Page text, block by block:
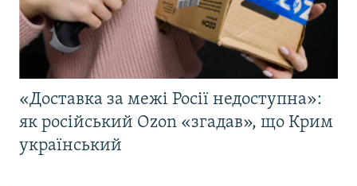
«Доставка за межі Росії недоступна»:
як російський Ozon «згадав», що Крим
український